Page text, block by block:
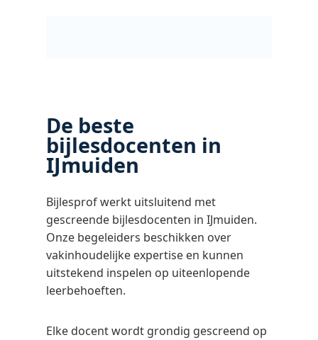
De beste
bijlesdocenten in
IJmuiden
Bijlesprof werkt uitsluitend met
gescreende bijlesdocenten in IJmuiden.
Onze begeleiders beschikken over
vakinhoudelijke expertise en kunnen
uitstekend inspelen op uiteenlopende
leerbehoeften.
Elke docent wordt grondig gescreend op